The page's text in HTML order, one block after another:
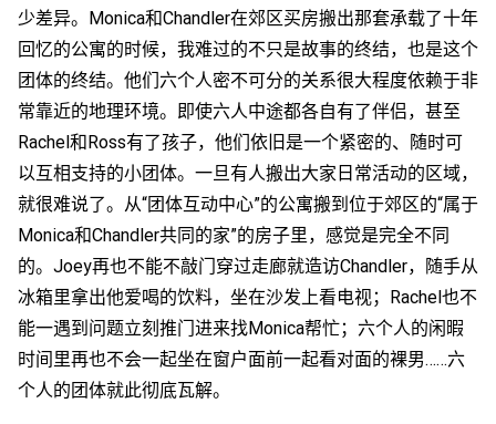
少差异。Monica和Chandler在郊区买房搬出那套承载了十年
回忆的公寓的时候，我难过的不只是故事的终结，也是这个
团体的终结。他们六个人密不可分的关系很大程度依赖于非
常靠近的地理环境。即使六人中途都各自有了伴侣，甚至
Rachel和Ross有了孩子，他们依旧是一个紧密的、随时可
以互相支持的小团体。一旦有人搬出大家日常活动的区域，
就很难说了。从“团体互动中心”的公寓搬到位于郊区的“属于
Monica和Chandler共同的家”的房子里，感觉是完全不同
的。Joey再也不能不敲门穿过走廊就造访Chandler，随手从
冰箱里拿出他爱喝的饮料，坐在沙发上看电视；Rachel也不
能一遇到问题立刻推门进来找Monica帮忙；六个人的闲暇
时间里再也不会一起坐在窗户面前一起看对面的裸男……六
个人的团体就此彻底瓦解。